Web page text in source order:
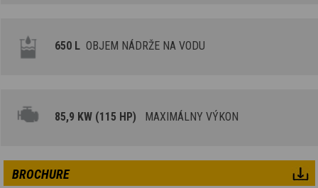
650 L OBJEM NÁDRŽE NA VODU
85,9 KW (115 HP) MAXIMÁLNY VÝKON
BROCHURE